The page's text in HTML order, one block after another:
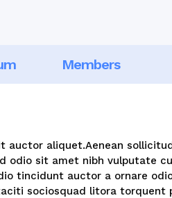
Members
auctor aliquet.Aenean
odio sit amet nibh vulputate
tincidunt auctor a ornare
sociosquad litora torquent